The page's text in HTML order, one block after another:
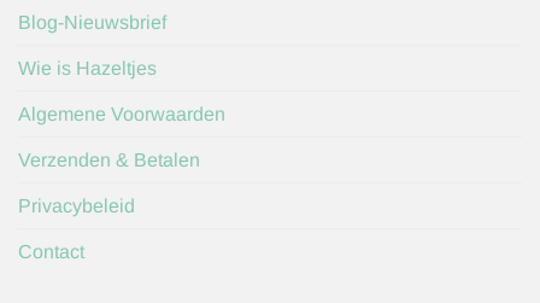
Blog-Nieuwsbrief
Wie is Hazeltjes
Algemene Voorwaarden
Verzenden & Betalen
Privacybeleid
Contact